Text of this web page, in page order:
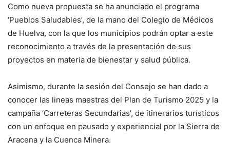
Como nueva propuesta se ha anunciado el programa
‘Pueblos Saludables’, de la mano del Colegio de Médicos
de Huelva, con la que los municipios podrán optar a este
reconocimiento a través de la presentación de sus
proyectos en materia de bienestar y salud pública.
Asimismo, durante la sesión del Consejo se han dado a
conocer las lineas maestras del Plan de Turismo 2025 y la
campaña ‘Carreteras Secundarias’, de itinerarios turísticos
con un enfoque en pausado y experiencial por la Sierra de
Aracena y la Cuenca Minera.